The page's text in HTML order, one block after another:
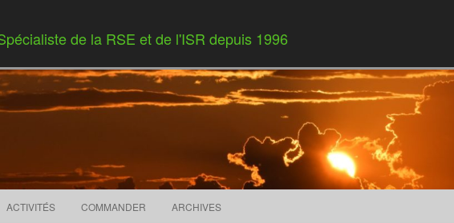
de la RSE et de l'ISR depuis 1996
Skip to content
ACTIVITÉS COMMANDER ARCHIVES